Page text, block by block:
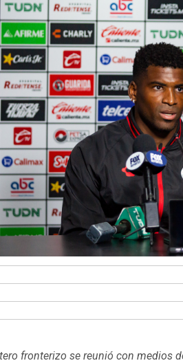
fronterizo se reunió con medios